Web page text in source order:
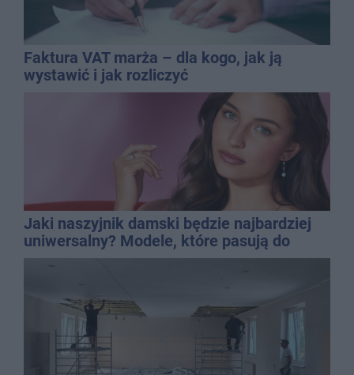
Faktura VAT marża – dla kogo, jak ją
wystawić i jak rozliczyć
Jaki naszyjnik damski będzie najbardziej
uniwersalny? Modele, które pasują do
wielu stylizacji